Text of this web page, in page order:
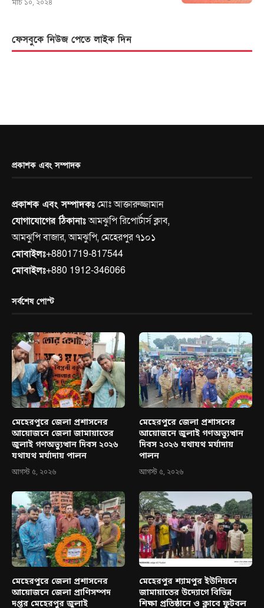
মার্চ ১০, ২০২৪
ফেসবুকে নিউজ পেতে লাইক দিন
প্রকাশক এবং সম্পাদক
প্রকাশক এবং সম্পাদকঃমোঃ আক্তারুজ্জামান
যোগাযোগের ঠিকানাঃআমঝুপি রিপোর্টার্স ক্লাব,
আমঝুপি বাজার, আমঝুপি, মেহেরপুর ৭১০১
মোবাইলঃ+8801719-817544
মোবাইলঃ+880 1912-346066
সর্বশেষ পোস্ট
মেহেরপুরে জেলা প্রশাসনের
আয়োজনে জেলা জামায়াতের
জুলাই গণঅভ্যুত্থান দিবস ২০২৬
যথাযথ মর্যাদায় পালন
আগস্ট ৫, ২০২৬
মেহেরপুরে জেলা প্রশাসনের
আয়োজনে জুলাই গণঅভ্যুত্থান
দিবস ২০২৬ যথাযথ মর্যাদায়
পালন
আগস্ট ৫, ২০২৬
মেহেরপুরে জেলা প্রশাসনের
আয়োজনে জেলা প্রাণিসম্পদ
দপ্তর মেহেরপুর জুলাই
মেহেরপুর শ্যামপুর ইউনিয়নে
জামায়াতের উদ্যোগে বিভিন্ন
শিক্ষা প্রতিষ্ঠানে ও ক্লাবে ফুটবল